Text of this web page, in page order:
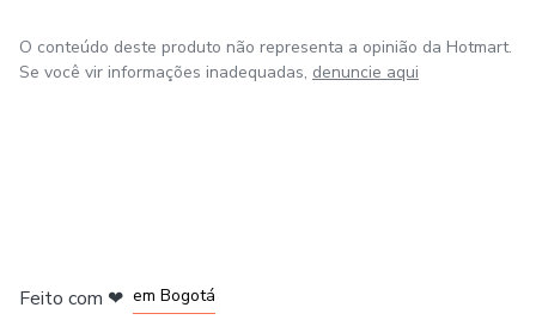
O conteúdo deste produto não representa a opinião da Hotmart.
Se você vir informações inadequadas, denuncie aqui
Feito com ❤ em Bogotá